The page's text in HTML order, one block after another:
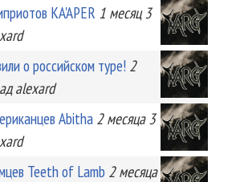
KA'APER 1 месяц 3
о российском туре! 2
alexard
Abitha 2 месяца 3
Teeth of Lamb 2 месяца